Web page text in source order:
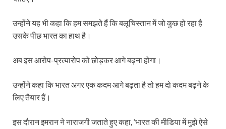
उन्होंने यह भी कहा कि हम समझते हैं कि बलूचिस्तान में जो कुछ हो रहा है
उसके पीछ भारत का हाथ है।
अब इस आरोप-प्रत्यारोप को छोड़कर आगे बढ़ना होगा।
उन्होंने कहा कि भारत अगर एक कदम आगे बढ़ता है तो हम दो कदम बढ़ने के
लिए तैयार हैं।
इस दौरान इमरान ने नाराजगी जताते हुए कहा, ‘भारत की मीडिया में मुझे ऐसे